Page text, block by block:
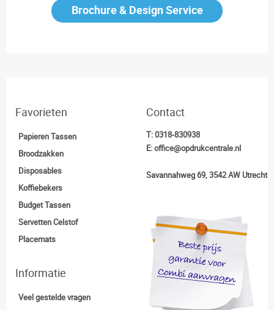
Brochure & Design Service
Favorieten
Papieren Tassen
Broodzakken
Disposables
Koffiebekers
Budget Tassen
Servetten Celstof
Placemats
Contact
T:0318-830938
E:office@opdrukcentrale.nl
Savannahweg 69, 3542 AW Utrecht
Informatie
Veel gestelde vragen